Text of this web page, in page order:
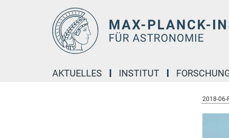
AKTUELLES INSTITUT
2018-06-